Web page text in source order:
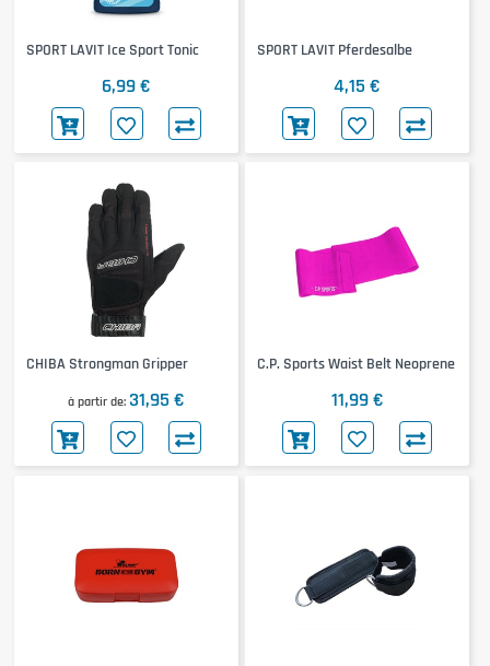
SPORT LAVIT Ice Sport Tonic
6,99 €
SPORT LAVIT Pferdesalbe
4,15 €
CHIBA Strongman Gripper
à partir de 31,95 €
C.P. Sports Waist Belt Neoprene
11,99 €